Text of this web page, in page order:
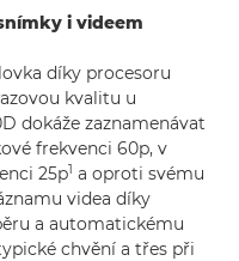
i videem
díky procesoru
kvalitu u
dokáže zaznamenávat
frekvenci 60p, v
25p1 a oproti svému
videa díky
a automatickému
chvění a třes při